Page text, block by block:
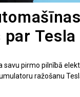
Tesla
savu pirmo pilnībā
ražošanu